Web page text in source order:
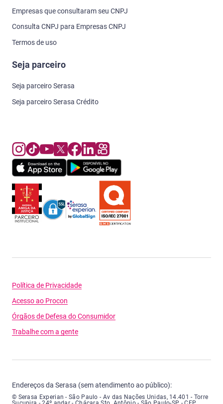
Empresas que consultaram seu CNPJ
Consulta CNPJ para Empresas CNPJ
Termos de uso
Seja parceiro
Seja parceiro Serasa
Seja parceiro Serasa Crédito
Política de Privacidade
Acesso ao Procon
Órgãos de Defesa do Consumidor
Trabalhe com a gente
Endereços da Serasa (sem atendimento ao público):
Serasa Experian - São Paulo - Endereço: Avenida das Nações Unidas,
© Serasa Experian - São Paulo - Av das Nações Unidas, 14.401 - Torre